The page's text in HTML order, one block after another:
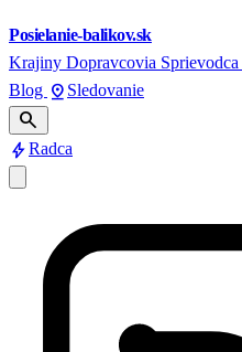
Posielanie-balikov.sk
Krajiny Dopravcovia Sprievodca
Blog pin_drop Sledovanie
search
boltRadca